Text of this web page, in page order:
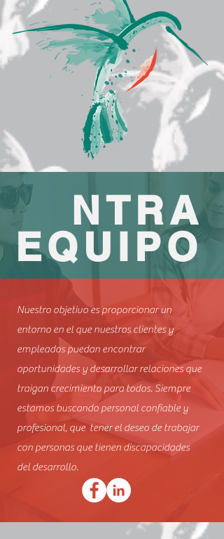
NTRA
EQUIPO
Nuestro objetivo es proporcionar un
entorno en el que nuestros clientes y
empleados puedan encontrar
oportunidades y desarrollar relaciones que
traigan crecimiento para todos. Siempre
estamos buscando personal confiable y
profesional, que tener el deseo de trabajar
con personas que tienen discapacidades
del desarrollo.